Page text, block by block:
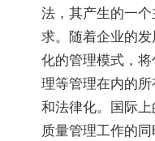
法，其产生的一
求。随着企业的
化的管理模式，
理等管理在内的
和法律化。国际
质量管理工作的